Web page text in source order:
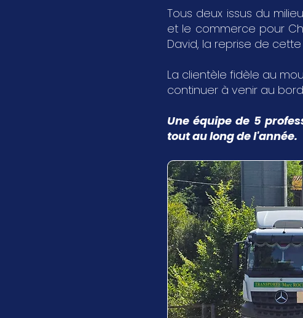
Tous deux issus du
et le commerce pour
David, la reprise de
La clientèle fidèle au
continuer à venir au
Une équipe de 5
tout au long de l'année.